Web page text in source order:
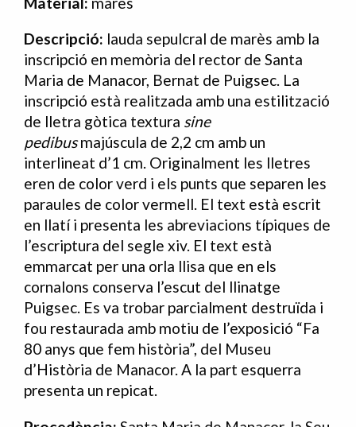
Descripció: lauda sepulcral de marès amb la
inscripció en memòria del rector de Santa
Maria de Manacor, Bernat de Puigsec. La
inscripció està realitzada amb una estilització
de lletra gòtica textura sine
pedibusmajúscula de 2,2 cm amb un
interlineat d’1 cm. Originalment les lletres
eren de color verd i els punts que separen les
paraules de color vermell. El text està escrit
en llatí i presenta les abreviacions típiques de
l’escriptura del segle xiv. El text està
emmarcat per una orla llisa que en els
cornalons conserva l’escut del llinatge
Puigsec. Es va trobar parcialment destruïda i
fou restaurada amb motiu de l’exposició “Fa
80 anys que fem història”, del Museu
d’Història de Manacor. A la part esquerra
presenta un repicat.